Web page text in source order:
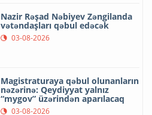
Nazir Rəşad Nəbiyev Zəngilanda
vətəndaşları qəbul edəcək
03-08-2026
Magistraturaya qəbul olunanların
nəzərinə: Qeydiyyat yalnız
“mygov” üzərindən aparılacaq
03-08-2026